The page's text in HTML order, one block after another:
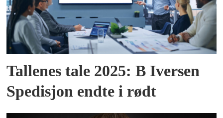
Tallenes tale 2025: B Iversen
Spedisjon endte i rødt